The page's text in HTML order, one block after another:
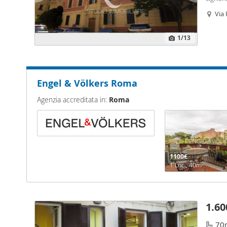
1/13
Via
Engel & Völkers Roma
Agenzia accreditata in: Roma
1100€
1 Loc., 40m2